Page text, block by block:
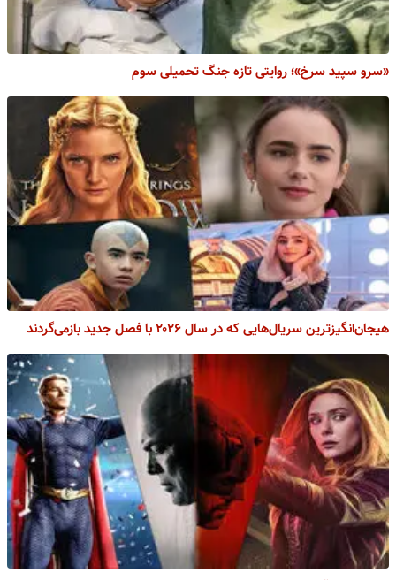
«سرو سپید سرخ»؛ روایتی تازه جنگ تحمیلی سوم
هیجان‌انگیزترین سریال‌هایی که در سال ۲۰۲۶ با فصل جدید بازمی‌گردند